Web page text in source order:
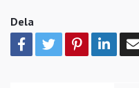
Dela